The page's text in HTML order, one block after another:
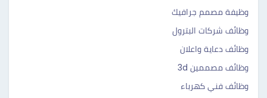
وظيفة مصمم جرافيك
وظائف شركات البترول
وظائف دعاية واعلان
وظائف مصممين 3d
وظائف فني كهرباء